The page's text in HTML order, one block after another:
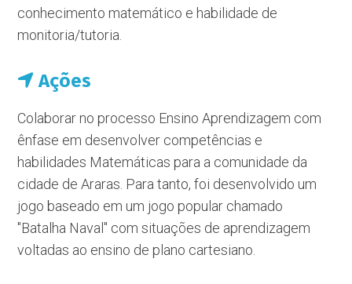
conhecimento matemático e habilidade de
monitoria/tutoria.
Ações
Colaborar no processo Ensino Aprendizagem com
ênfase em desenvolver competências e
habilidades Matemáticas para a comunidade da
cidade de Araras. Para tanto, foi desenvolvido um
jogo baseado em um jogo popular chamado
"Batalha Naval" com situações de aprendizagem
voltadas ao ensino de plano cartesiano.